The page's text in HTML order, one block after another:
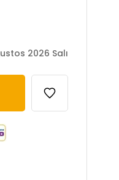
2026 Salı